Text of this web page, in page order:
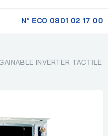
N° ECO 0801 02 17 00
INVERTER TACTILE